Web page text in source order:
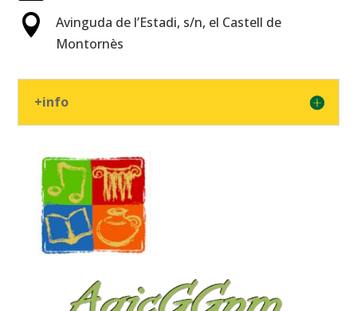

Avinguda de l’Estadi, s/n, el Castell de
Montornès
+info